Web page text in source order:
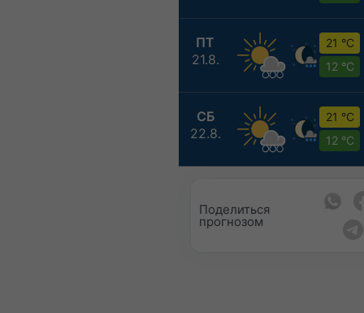
ПТ
21.8.
21 °C
12 °C
СБ
22.8.
21 °C
12 °C
Поделиться
прогнозом